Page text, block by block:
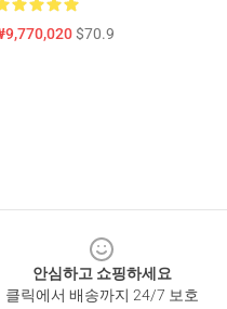
$70.9
안심하고 쇼핑하세요
클릭에서 배송까지 24/7 보호